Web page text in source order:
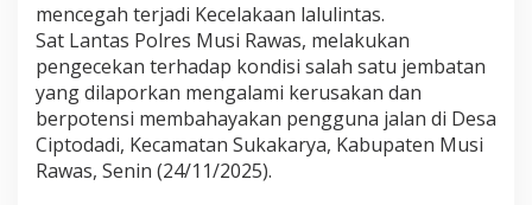
s
M
s
i
R
a
w
mencegah terjadi Kecelakaan lalulintas.
Sat Lantas Polres Musi Rawas, melakukan
pengecekan terhadap kondisi salah satu jembatan
yang dilaporkan mengalami kerusakan dan
berpotensi membahayakan pengguna jalan di Desa
Ciptodadi, Kecamatan Sukakarya, Kabupaten Musi
Rawas, Senin (24/11/2025).